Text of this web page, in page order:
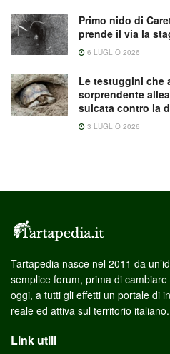
Primo nido di
prende il via la
6 LUGLIO 2026
Le testuggini che
sorprendente
sulcata contro la
3 LUGLIO 2026
Tartapedia nasce nel 2011 da
semplice forum, prima di
oggi, a tutti gli effetti un portale di
reale ed attiva sul territorio italiano.
Link utili